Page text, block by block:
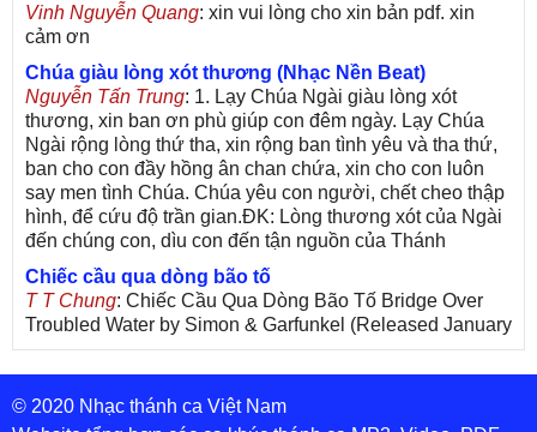
Vinh Nguyễn Quang: xin vui lòng cho xin bản pdf. xin
cảm ơn
Chúa giàu lòng xót thương (Nhạc Nền Beat)
Nguyễn Tấn Trung: 1. Lạy Chúa Ngài giàu lòng xót
thương, xin ban ơn phù giúp con đêm ngày. Lạy Chúa
Ngài rộng lòng thứ tha, xin rộng ban tình yêu và tha thứ,
ban cho con đầy hồng ân chan chứa, xin cho con luôn
say men tình Chúa. Chúa yêu con người, chết cheo thập
hình, để cứu độ trần gian.ĐK: Lòng thương xót của Ngài
đến chúng con, dìu con đến tận nguồn của Thánh
Chiếc cầu qua dòng bão tố
T T Chung: Chiếc Cầu Qua Dòng Bão Tố Bridge Over
Troubled Water by Simon & Garfunkel (Released January
26, 1970) Lời Việt: Nhạc Sĩ Vũ Đức Nghiêm Trình Bày:
Chung Tử Lưu
De Colores! (Lời Việt)
© 2020 Nhạc thánh ca Việt Nam